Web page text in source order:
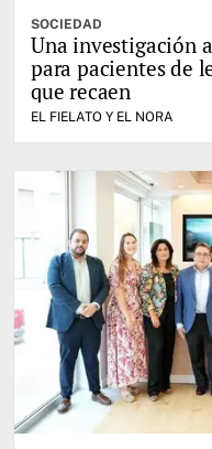
SOCIEDAD
Una investigación
para pacientes de
que recaen
EL FIELATO Y EL NORA